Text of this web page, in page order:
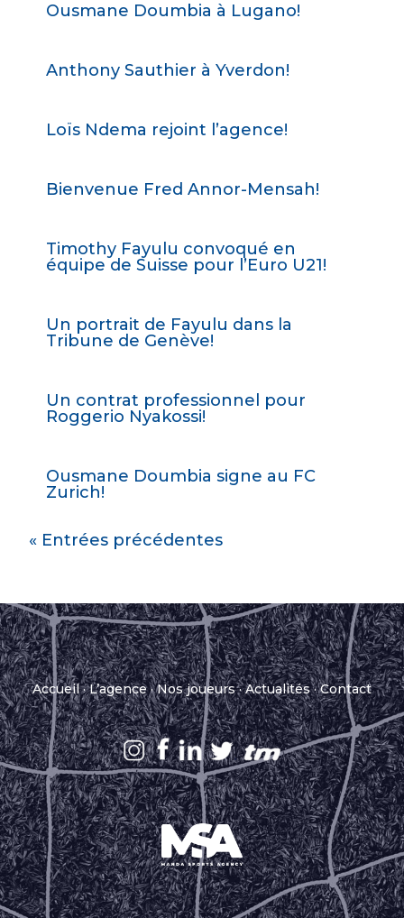
Ousmane Doumbia à Lugano!
Anthony Sauthier à Yverdon!
Loïs Ndema rejoint l’agence!
Bienvenue Fred Annor-Mensah!
Timothy Fayulu convoqué en
équipe de Suisse pour l’Euro U21!
Un portrait de Fayulu dans la
Tribune de Genève!
Un contrat professionnel pour
Roggerio Nyakossi!
Ousmane Doumbia signe au FC
Zurich!
« Entrées précédentes
Accueil·L’agence·Nos joueurs·Actualités·Contact
.